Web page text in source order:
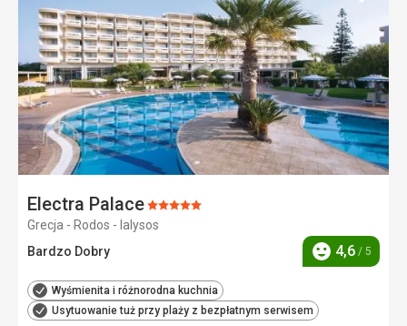
Electra PalaceOcena:
5/5
Grecja - Rodos - Ialysos
Bardzo Dobry
Ocena
4,6 / 5
Wyśmienita i różnorodna kuchnia
Usytuowanie tuż przy plaży z bezpłatnym serwisem